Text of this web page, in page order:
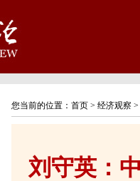
您当前的位置： 首页 > 经济观察 >
刘守英：